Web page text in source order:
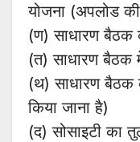
योजना (अपलोड
(ण) साधारण बैठक
(त) साधारण बैठक
(थ) साधारण बैठक
किया जाना है)
(द) सोसाइटी का